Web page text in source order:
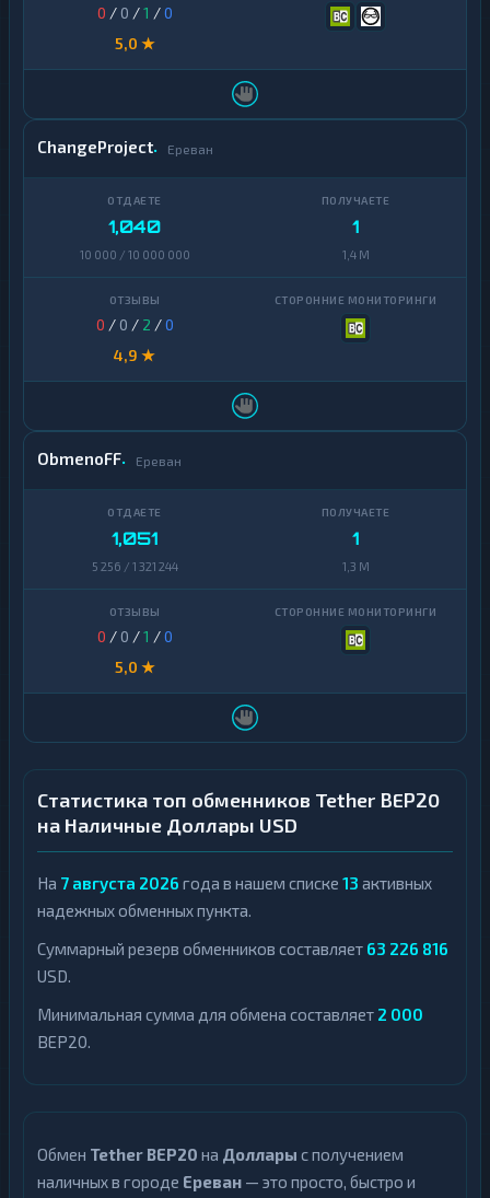
0 / 0 /1 /0
5,0 ★
ChangeProject Ереван
1,040
10 000 / 10 000 000
1
1,4 M
0 / 0 / 2 /0
4,9 ★
ObmenoFF Ереван
1,051
5 256 / 1 321 244
1
1,3 M
0 / 0 /1 /0
5,0 ★
Статистика топ обменников Tether BEP20
на Наличные Доллары USD
На 7 августа 2026 года в нашем списке 13 активных
надежных обменных пункта.
Суммарный резерв обменников составляет 63 226 816
USD.
Минимальная сумма для обмена составляет 2 000
BEP20.
Обмен Tether BEP20 на Доллары с получением
наличных в городе Ереван — это просто, быстро и